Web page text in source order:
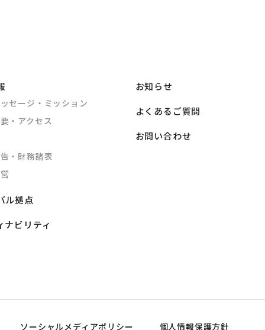
セージ・ミッション
・アクセス
・財務諸表
ル拠点
ナビリティ
お知らせ
よくあるご質問
お問い合わせ
ソーシャルメディアポリシー 個人情報保護方針